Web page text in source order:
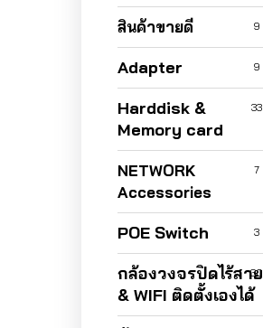
สินค้าขายดี 9
Adapter 9
Harddisk &
Memory card
33
NETWORK
Accessories
7
POE Switch 3
กล้องวงจรปิดไร้สาย
& WIFI ติดตั้งเองได้
30